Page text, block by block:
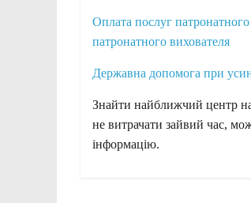
Оплата послуг
патронатного вихователя
Державна допомога при
Знайти найближчий центр
не витрачати зайвий час,
інформацію.